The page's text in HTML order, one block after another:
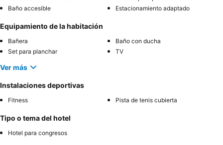
Baño accesible
Estacionamiento adaptado
Equipamiento de la habitación
Bañera
Baño con ducha
Set para planchar
TV
Ver más
Instalaciones deportivas
Fitness Pista de tenis cubierta
Tipo o tema del hotel
Hotel para congresos